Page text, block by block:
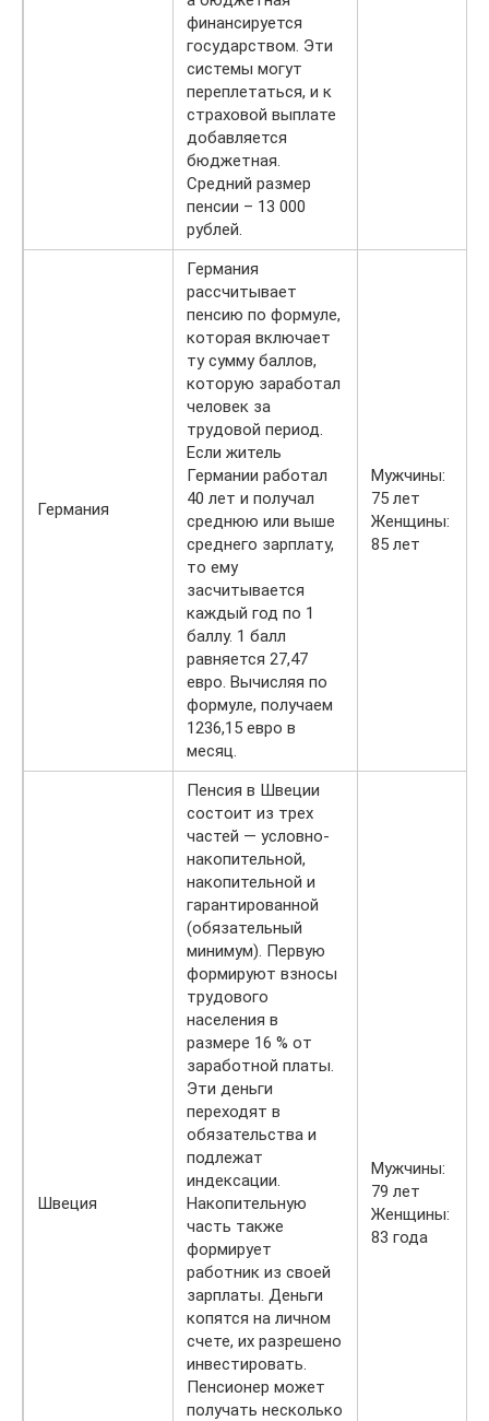
финансируется
государством. Эти
системы могут
переплетаться, и к
страховой выплате
добавляется
бюджетная.
Средний размер
пенсии – 13 000
рублей.
Германия
Германия
рассчитывает
пенсию по формуле,
которая включает
ту сумму баллов,
которую заработал
человек за
трудовой период.
Если житель
Германии работал
40 лет и получал
среднюю или выше
среднего зарплату,
то ему
засчитывается
каждый год по 1
баллу. 1 балл
равняется 27,47
евро. Вычисляя по
формуле, получаем
1236,15 евро в
месяц.
Мужчины:
75 лет
Женщины:
85 лет
Швеция
Пенсия в Швеции
состоит из трех
частей — условно-
накопительной,
накопительной и
гарантированной
(обязательный
минимум). Первую
формируют взносы
трудового
населения в
размере 16 % от
заработной платы.
Эти деньги
переходят в
обязательства и
подлежат
индексации.
Накопительную
часть также
формирует
работник из своей
зарплаты. Деньги
копятся на личном
счете, их разрешено
инвестировать.
Пенсионер может
получать несколько
Мужчины:
79 лет
Женщины:
83 года